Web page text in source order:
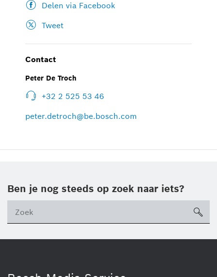
Delen via Facebook
Tweet
Contact
Peter De Troch
+32 2 525 53 46
peter.detroch@be.bosch.com
Ben je nog steeds op zoek naar iets?